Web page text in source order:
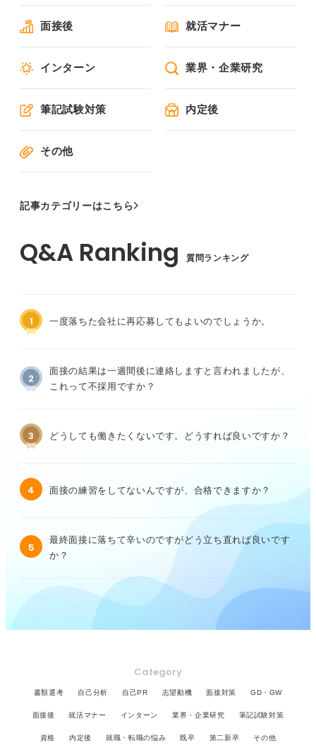
面接後 就活マナー
インターン 業界・企業研究
筆記試験対策 内定後
その他
記事カテゴリーはこちら
質問ランキング
1 一度落ちた会社に再応募してもよいのでしょうか。
2
面接の結果は一週間後に連絡しますと言われましたが、
これって不採用ですか？
3 どうしても働きたくないです。どうすれば良いですか？
4 面接の練習をしてないんですが、合格できますか？
5
最終面接に落ちて辛いのですがどう立ち直れば良いです
か？
Category
書類選考 自己分析 自己PR 志望動機 面接対策 GD・GW
面接後 就活マナー インターン 業界・企業研究 筆記試験対策
資格 内定後 就職・転職の悩み 既卒 第二新卒 その他